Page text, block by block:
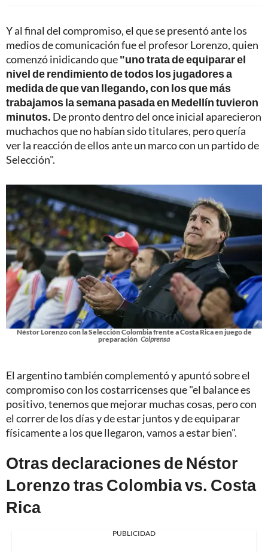
Y al final del compromiso, el que se presentó ante los
medios de comunicación fue el profesor Lorenzo, quien
comenzó inidicando que"uno trata de equiparar el
nivel de rendimiento de todos los jugadores a
medida de que van llegando, con los que más
trabajamos la semana pasada en Medellín tuvieron
minutos. De pronto dentro del once inicial aparecieron
muchachos que no habían sido titulares, pero quería
ver la reacción de ellos ante un marco con un partido de
Selección".
Néstor Lorenzo con la Selección Colombia frente a Costa Rica en juego de
preparación Colprensa
El argentino también complementó y apuntó sobre el
compromiso con los costarricenses que "el balance es
positivo, tenemos que mejorar muchas cosas, pero con
el correr de los días y de estar juntos y de equiparar
físicamente a los que llegaron, vamos a estar bien".
Otras declaraciones de Néstor
Lorenzo tras Colombia vs. Costa
Rica
PUBLICIDAD